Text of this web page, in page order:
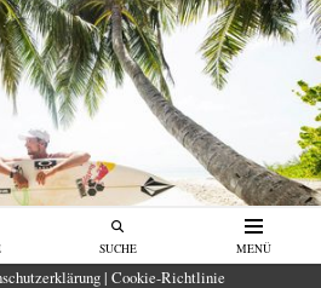
SUCHE MENÜ
| Cookie-Richtlinie